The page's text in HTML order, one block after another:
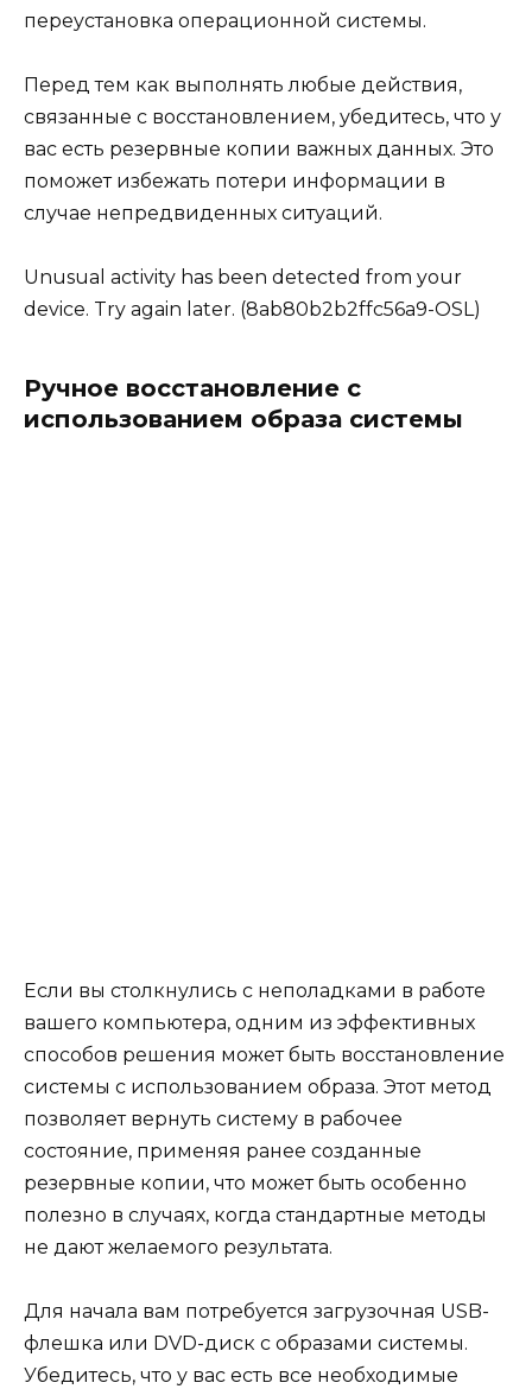
переустановка операционной системы.
Перед тем как выполнять любые действия,
связанные с восстановлением, убедитесь, что у
вас есть резервные копии важных данных. Это
поможет избежать потери информации в
случае непредвиденных ситуаций.
Unusual activity has been detected from your
device. Try again later. (8ab80b2b2ffc56a9-OSL)
Ручное восстановление с
использованием образа системы
Если вы столкнулись с неполадками в работе
вашего компьютера, одним из эффективных
способов решения может быть восстановление
системы с использованием образа. Этот метод
позволяет вернуть систему в рабочее
состояние, применяя ранее созданные
резервные копии, что может быть особенно
полезно в случаях, когда стандартные методы
не дают желаемого результата.
Для начала вам потребуется загрузочная USB-
флешка или DVD-диск с образами системы.
Убедитесь, что у вас есть все необходимые